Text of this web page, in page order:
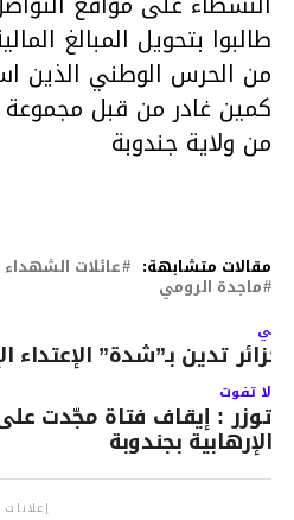
طالبوا بتحويل المبالغ
من الحرس الوطني الذين
كمين غادر من قبل
من ولاية جندوبة
مقالات متشابهة: عائلات الشهداء
ماجدة الرومي
تدين بـ”شدة” الإعتداء
لا تفوت
توزر : إيقاف فتاة مجّدت
الإرهابية بجندوبة
إعلانات